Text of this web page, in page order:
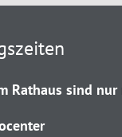
Rathaus sind